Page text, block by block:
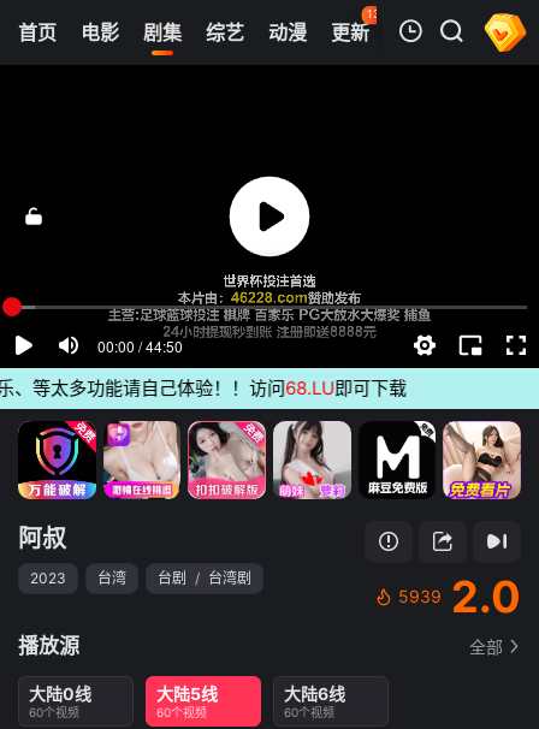
首页 电影 剧集 综艺 动漫 更新
132
热榜 APP
清空
多功能请自己体验！！访问 68.LU即可下载
阿叔
2023 台湾 台剧 / 台湾剧
5939 2.0
播放源 全部
大陆0线
60个视频
大陆5线
60个视频
大陆6线
60个视频